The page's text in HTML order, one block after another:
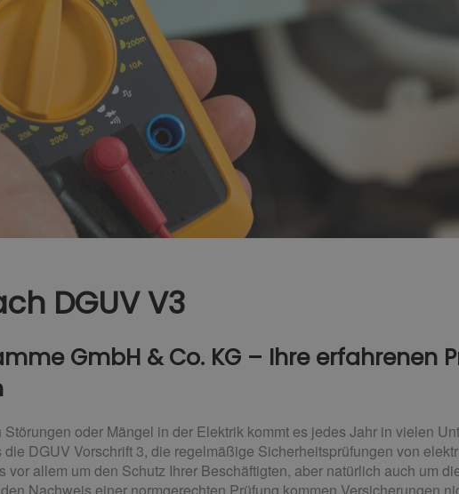
DGUV V3
GmbH & Co. KG – Ihre erfahrenen
oder Mängel in der Elektrik kommt es jedes Jahr in vielen
DGUV Vorschrift 3, die regelmäßige Sicherheitsprüfungen von
vor allem um den Schutz Ihrer Beschäftigten, aber natürlich auch um